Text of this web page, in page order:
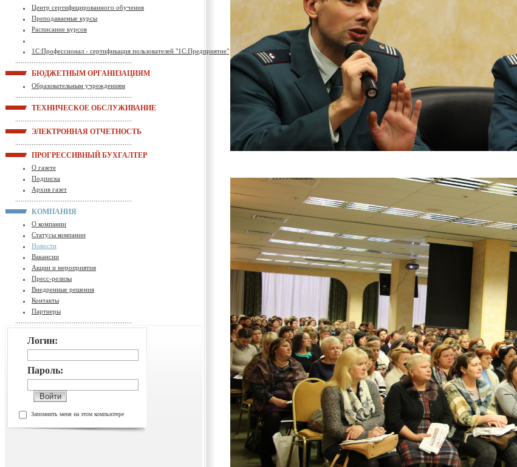
Центр сертифицированного обучения
Преподаваемые курсы
Расписание курсов
1С:Профессионал - сертификация пользователей "1С:Предприятие"
БЮДЖЕТНЫМ ОРГАНИЗАЦИЯМ
Образовательным учреждениям
ТЕХНИЧЕСКОЕ ОБСЛУЖИВАНИЕ
ЭЛЕКТРОННАЯ ОТЧЕТНОСТЬ
ПРОГРЕССИВНЫЙ БУХГАЛТЕР
О газете
Подписка
Архив газет
КОМПАНИЯ
О компании
Статусы компании
Новости
Вакансии
Акции и мероприятия
Пресс-релизы
Внедренные решения
Контакты
Партнеры
Логин:
Пароль:
Запомнить меня на этом компьютере